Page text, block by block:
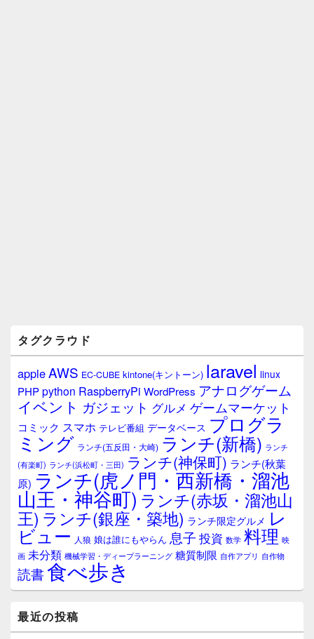
タグクラウド
appleAWS EC-CUBE kintone(キントーン) laravel linux
PHPpython RaspberryPi WordPress アナログゲーム
イベント ガジェット グルメ ゲームマーケット
コミック スマホ テレビ番組 データベース プログラ
ミング ランチ(五反田・大崎) ランチ(新橋) ランチ
(有楽町) ランチ(浜松町・三田) ランチ(神保町) ランチ(秋葉
原) ランチ(虎ノ門・西新橋・溜池
山王・神谷町) ランチ(赤坂・溜池山
王) ランチ(銀座・築地) ランチ限定グルメ レ
ビュー 人狼 娘は誰にもやらん 息子 投資 数学 料理 映
画 未分類 機械学習・ディープラーニング 糖質制限 自作アプリ 自作物
読書食べ歩き
最近の投稿